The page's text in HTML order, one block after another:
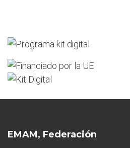
EMAM, Federación